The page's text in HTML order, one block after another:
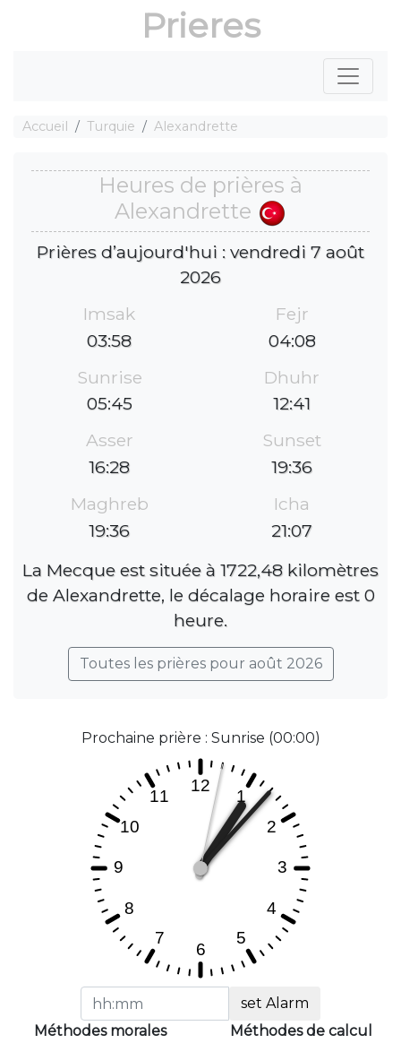
Prieres
Accueil Turquie Alexandrette
Heures de prières à
Alexandrette
Prières d’aujourd'hui : vendredi 7 août
2026
Imsak
03:58
Fejr
04:08
Sunrise
05:45
Dhuhr
12:41
Asser
16:28
Sunset
19:36
Maghreb
19:36
Icha
21:07
La Mecque est située à 1722,48 kilomètres
de Alexandrette, le décalage horaire est 0
heure.
Toutes les prières pour août 2026
Prochaine prière : Sunrise (00:00)
set Alarm
Méthodes morales
Méthodes de calcul